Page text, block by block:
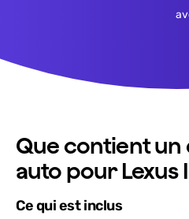
Que contient un
auto pour Lexus
Ce qui est inclus